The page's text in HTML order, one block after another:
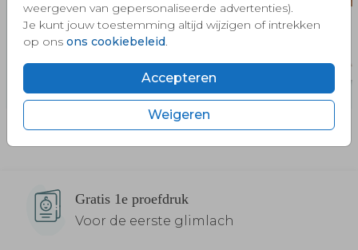
weergeven van gepersonaliseerde advertenties).
Je kunt jouw toestemming altijd wijzigen of intrekken
op ons ons cookiebeleid.
Accepteren
Weigeren
Gratis 1e proefdruk
Voor de eerste glimlach